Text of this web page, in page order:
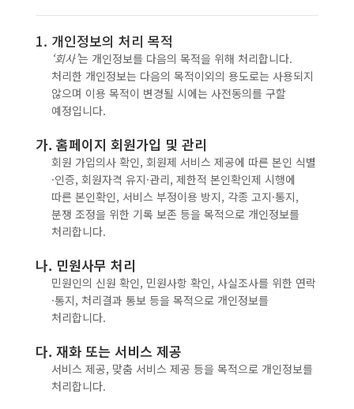
1. 개인정보의 처리 목적
‘회사’는 개인정보를 다음의 목적을 위해 처리합니다.
처리한 개인정보는 다음의 목적이외의 용도로는 사용되지
않으며 이용 목적이 변경될 시에는 사전동의를 구할
예정입니다.
가. 홈페이지 회원가입 및 관리
회원 가입의사 확인, 회원제 서비스 제공에 따른 본인 식별
·인증, 회원자격 유지·관리, 제한적 본인확인제 시행에
따른 본인확인, 서비스 부정이용 방지, 각종 고지·통지,
분쟁 조정을 위한 기록 보존 등을 목적으로 개인정보를
처리합니다.
나. 민원사무 처리
민원인의 신원 확인, 민원사항 확인, 사실조사를 위한 연락
·통지, 처리결과 통보 등을 목적으로 개인정보를
처리합니다.
다. 재화 또는 서비스 제공
서비스 제공, 맞춤 서비스 제공 등을 목적으로 개인정보를
처리합니다.